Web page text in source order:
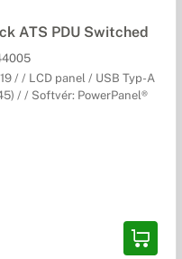
ATS PDU Switched
/ / LCD panel / USB Typ-A
/ / Softvér: PowerPanel®